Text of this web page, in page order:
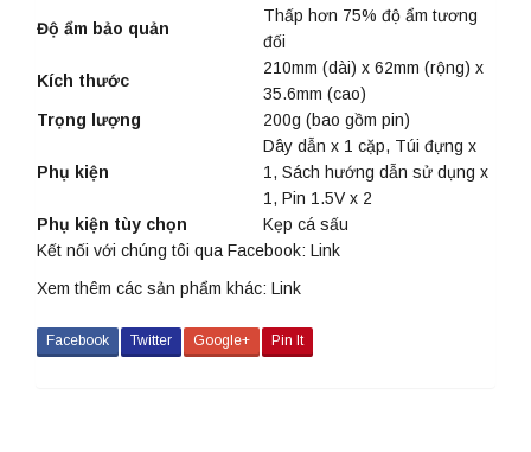
Độ ẩm bảo quản
Thấp hơn 75% độ ẩm tương
đối
Kích thước
210mm (dài) x 62mm (rộng) x
35.6mm (cao)
Trọng lượng
200g (bao gồm pin)
Phụ kiện
Dây dẫn x 1 cặp, Túi đựng x
1, Sách hướng dẫn sử dụng x
1, Pin 1.5V x 2
Phụ kiện tùy chọn
Kẹp cá sấu
Kết nối với chúng tôi qua Facebook: Link
Xem thêm các sản phẩm khác: Link
Facebook Twitter Google+ Pin It